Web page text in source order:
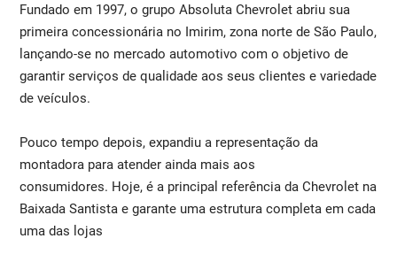
Fundado em 1997, o grupo Absoluta Chevrolet abriu sua
primeira concessionária no Imirim, zona norte de São Paulo,
lançando-se no mercado automotivo com o objetivo de
garantir serviços de qualidade aos seus clientes e variedade
de veículos.
Pouco tempo depois, expandiu a representação da
montadora para atender ainda mais aos
consumidores. Hoje, é a principal referência da Chevrolet na
Baixada Santista e garante uma estrutura completa em cada
uma das lojas